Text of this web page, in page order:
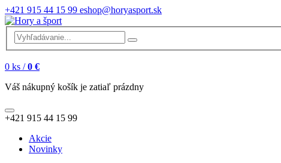
+421 915 44 15 99 eshop@horyasport.sk
0 ks / 0 €
Váš nákupný košík je zatiaľ prázdny
+421 915 44 15 99
Akcie
Novinky